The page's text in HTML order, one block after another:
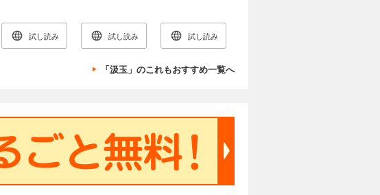
試し読み 試し読み 試し読み
「汲玉」のこれもおすすめ一覧へ